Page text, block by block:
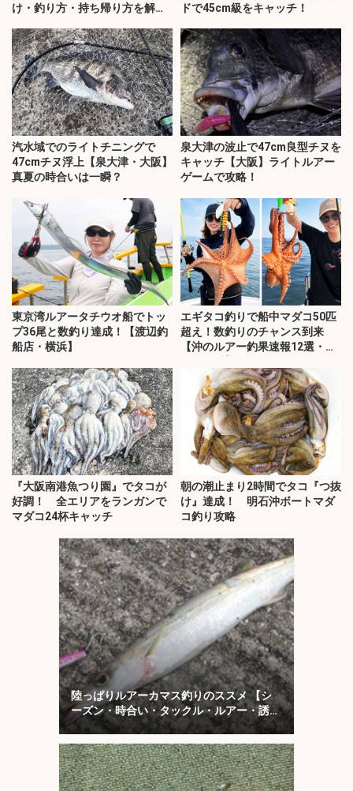
け・釣り方・持ち帰り方を解
ドで45cm級をキャッチ！
汽水域でのライトチニングで
47cmチヌ浮上【泉大津・大阪】
真夏の時合いは一瞬？
泉大津の波止で47cm良型チヌを
キャッチ【大阪】ライトルアー
ゲームで攻略！
東京湾ルアータチウオ船でトッ
プ36尾と数釣り達成！【渡辺釣
船店・横浜】
エギタコ釣りで船中マダコ50匹
超え！数釣りのチャンス到来
【沖のルアー釣果速報12選・愛
『大阪南港魚つり園』でタコが
好調！ 全エリアをランガンで
マダコ24杯キャッチ
朝の潮止まり2時間でタコ『つ抜
け』達成！ 明石沖ボートマダ
コ釣り攻略
陸っぱりルアーカマス釣りのススメ 【シ
ーズン・時合い・タックル・ルアー・誘い
方を解説】